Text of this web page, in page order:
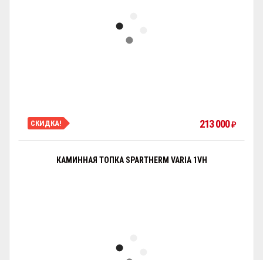
СКИДКА! 213 000₽
КАМИННАЯ ТОПКА SPARTHERM VARIA 1VH